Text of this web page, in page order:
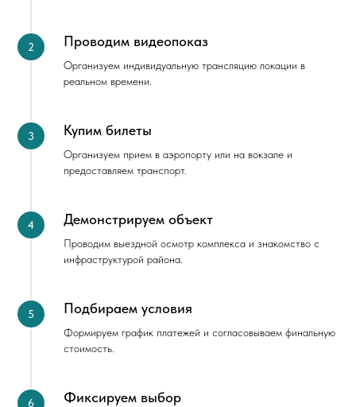
Проводим видеопоказ
Организуем индивидуальную трансляцию локации в
реальном времени.
Купим билеты
Организуем прием в аэропорту или на вокзале и
предоставляем транспорт.
Демонстрируем объект
Проводим выездной осмотр комплекса и знакомство с
инфраструктурой района.
Подбираем условия
Формируем график платежей и согласовываем финальную
стоимость.
Фиксируем выбор